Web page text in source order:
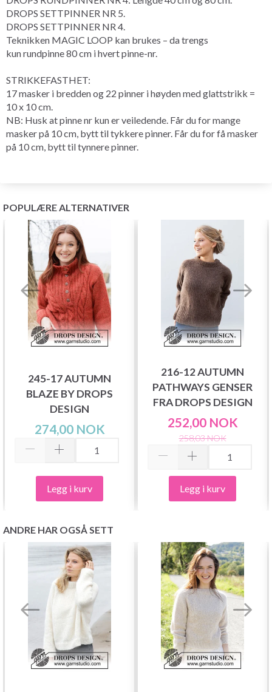
DROPS SETTPINNER NR 5.
DROPS SETTPINNER NR 4.
Teknikken MAGIC LOOP kan brukes – da trengs
kunrundpinne80 cm i hvert pinne-nr.
STRIKKEFASTHET:
17 masker i bredden og 22 pinner i høyden medglattstrikk =
10 x 10 cm.
NB: Husk at pinne nr kun er veiledende. Får du for mange
masker på 10 cm, bytt til tykkere pinner. Får du for få masker
på 10 cm, bytt til tynnere pinner.
POPULÆRE ALTERNATIVER
245-17 AUTUMN
BLAZE BY DROPS
DESIGN
274,00 NOK
Legg i kurv
216-12 AUTUMN
PATHWAYS GENSER
FRA DROPS DESIGN
252,00 NOK
258,03 NOK
Legg i kurv
ANDRE HAR OGSÅ SETT